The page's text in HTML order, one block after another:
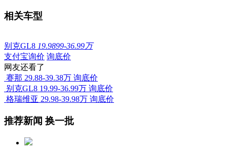
相关车型
别克GL8 19.9899-36.99万
支付宝询价 询底价
网友还看了
赛那 29.88-39.38万 询底价
别克GL8 19.99-36.99万 询底价
格瑞维亚 29.98-39.98万 询底价
推荐新闻 换一批